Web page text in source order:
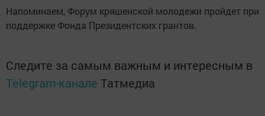
Напоминаем, Форум кряшенской молодежи пройдет при
поддержке Фонда Президентских грантов.
Следите за самым важным и интересным в
Telegram-канале Татмедиа